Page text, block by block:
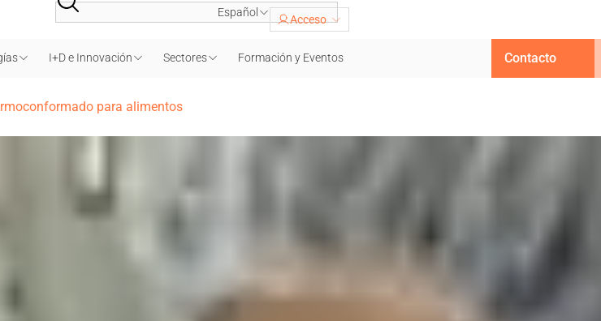
Español
Acceso
I+D e Innovación Sectores Formación y Eventos Contacto
para alimentos